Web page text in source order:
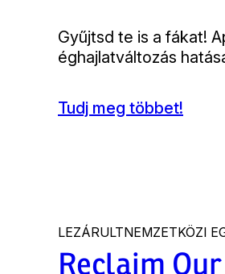
Bevezető
Gyűjtsd te is a fákat!
éghajlatváltozás
Tudj meg többet!
a
LEZÁRULTNEMZETKÖZI
Reclaim